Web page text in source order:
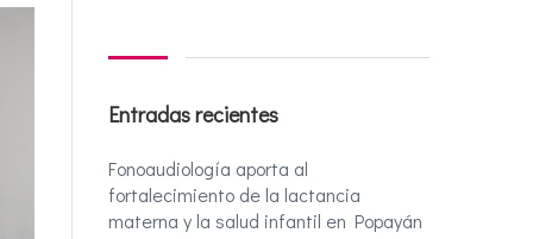
Entradas recientes
Fonoaudiología aporta al
fortalecimiento de la lactancia
materna y la salud infantil en Popayán